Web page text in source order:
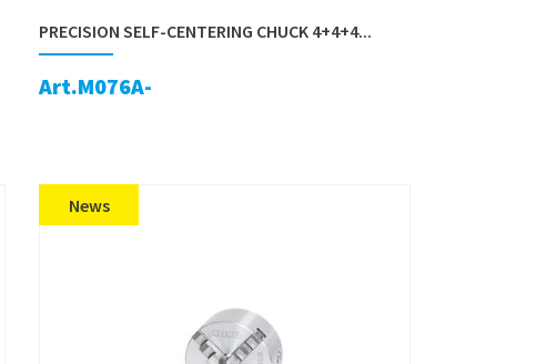
PRECISION SELF-CENTERING CHUCK 4+4+4...
Art.M076A-
News